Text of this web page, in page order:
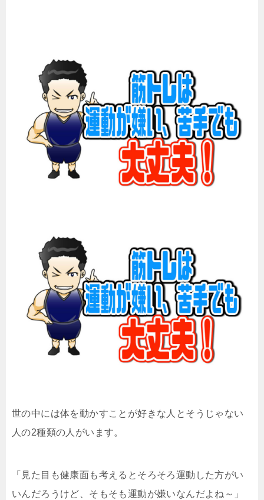
世の中には体を動かすことが好きな人とそうじゃない
人の2種類の人がいます。
「見た目も健康面も考えるとそろそろ運動した方がい
いんだろうけど、そもそも運動が嫌いなんだよね～」